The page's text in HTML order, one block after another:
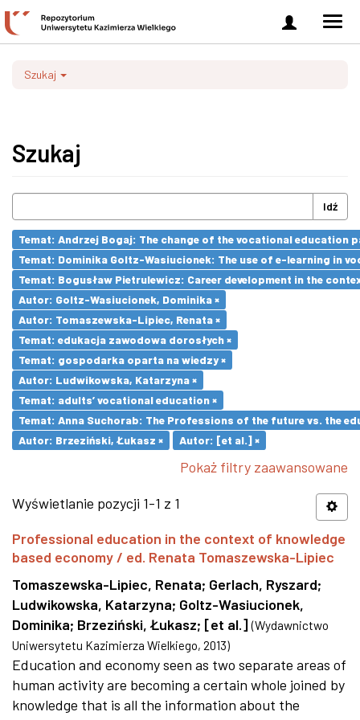
Zaloguj
się
Szukaj
Szukaj
Idź
Temat: Andrzej Bogaj: The change of the vocational education
Temat: Dominika Goltz-Wasiucionek: The use of e-learning in
Temat: Bogusław Pietrulewicz: Career development in the
Autor: Goltz-Wasiucionek, Dominika ×
Autor: Tomaszewska-Lipiec, Renata ×
Temat: edukacja zawodowa dorosłych ×
Temat: gospodarka oparta na wiedzy ×
Autor: Ludwikowska, Katarzyna ×
Temat: adults’ vocational education ×
Temat: Anna Suchorab: The Professions of the future vs. the
Autor: Brzeziński, Łukasz ×
Autor: [et al.] ×
Pokaż filtry zaawansowane
Wyświetlanie pozycji 1-1 z 1
Professional education in the context of knowledge
based economy / ed. Renata Tomaszewska-Lipiec
Tomaszewska-Lipiec, Renata; Gerlach, Ryszard;
Ludwikowska, Katarzyna; Goltz-Wasiucionek,
Dominika; Brzeziński, Łukasz; [et al.] (Wydawnictwo
Uniwersytetu Kazimierza Wielkiego, 2013)
Education and economy seen as two separate areas of
human activity are becoming a certain whole joined by
knowledge that is all the information about the